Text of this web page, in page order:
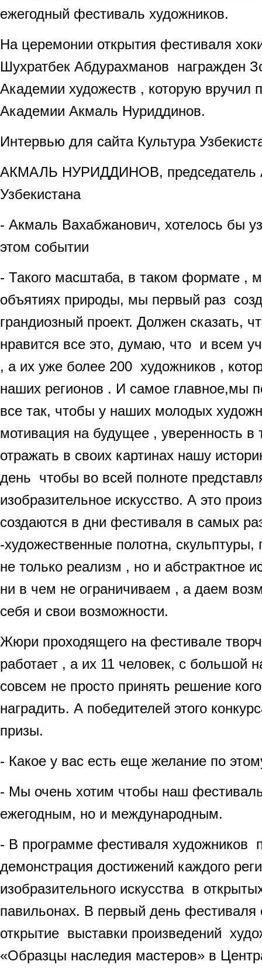
ежегодный фестиваль художников.
На церемонии открытия фестиваля
Шухратбек Абдурахманов награжден
Академии художеств , которую вручил
Академии Акмаль Нуриддинов.
Интервью для сайта Культура
АКМАЛЬ НУРИДДИНОВ, председатель
Узбекистана
- Акмаль Вахабжанович, хотелось бы
этом событии
- Такого масштаба, в таком формате ,
объятиях природы, мы первый раз
грандиозный проект. Должен сказать,
нравится все это, думаю, что и всем
, а их уже более 200 художников ,
наших регионов . И самое главное,мы
все так, чтобы у наших молодых
мотивация на будущее , уверенность в
отражать в своих картинах нашу
день чтобы во всей полноте
изобразительное искусство. А это
создаются в дни фестиваля в самых
-художественные полотна,
не только реализм , но и абстрактное
ни в чем не ограничиваем , а даем
себя и свои возможности.
Жюри проходящего на фестивале
работает , а их 11 человек, с большой
совсем не просто принять решение
наградить. А победителей этого
призы.
- Какое у вас есть еще желание по
- Мы очень хотим чтобы наш
ежегодным, но и международным.
- В программе фестиваля художников
демонстрация достижений каждого
изобразительного искусства в
павильонах. В первый день фестиваля
открытие выставки произведений
«Образцы наследия мастеров» в